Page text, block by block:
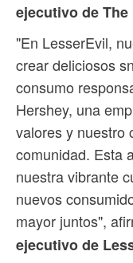
ejecutivo de The
"En LesserEvil,
crear deliciosos
consumo
Hershey, una
valores y nuestro
comunidad. Esta
nuestra vibrante
nuevos
mayor juntos",
ejecutivo de